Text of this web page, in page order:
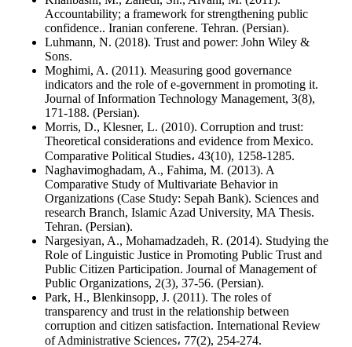
Accountability; a framework for strengthening public
confidence.. Iranian conferene. Tehran. (Persian).
Luhmann, N. (2018). Trust and power: John Wiley &
Sons.
Moghimi, A. (2011). Measuring good governance
indicators and the role of e-government in promoting it.
Journal of Information Technology Management, 3(8),
171-188. (Persian).
Morris, D., Klesner, L. (2010). Corruption and trust:
Theoretical considerations and evidence from Mexico.
Comparative Political Studies، 43(10), 1258-1285.
Naghavimoghadam, A., Fahima, M. (2013). A
Comparative Study of Multivariate Behavior in
Organizations (Case Study: Sepah Bank). Sciences and
research Branch, Islamic Azad University, MA Thesis.
Tehran. (Persian).
Nargesiyan, A., Mohamadzadeh, R. (2014). Studying the
Role of Linguistic Justice in Promoting Public Trust and
Public Citizen Participation. Journal of Management of
Public Organizations, 2(3), 37-56. (Persian).
Park, H., Blenkinsopp, J. (2011). The roles of
transparency and trust in the relationship between
corruption and citizen satisfaction. International Review